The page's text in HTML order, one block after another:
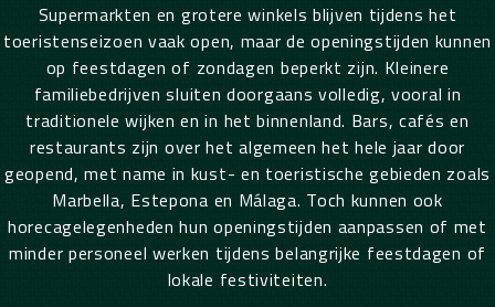
Supermarkten en grotere winkels blijven tijdens het
toeristenseizoen vaak open, maar de openingstijden kunnen
op feestdagen of zondagen beperkt zijn. Kleinere
familiebedrijven sluiten doorgaans volledig, vooral in
traditionele wijken en in het binnenland. Bars, cafés en
restaurants zijn over het algemeen het hele jaar door
geopend, met name in kust- en toeristische gebieden zoals
Marbella, Estepona en Málaga. Toch kunnen ook
horecagelegenheden hun openingstijden aanpassen of met
minder personeel werken tijdens belangrijke feestdagen of
lokale festiviteiten.